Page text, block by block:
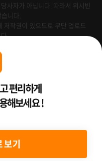
사자가 아닙니다. 따라서 위시빈
니다.
저작권이 있으므로 무단 업로드
.
편리하게
해보세요 !
보기